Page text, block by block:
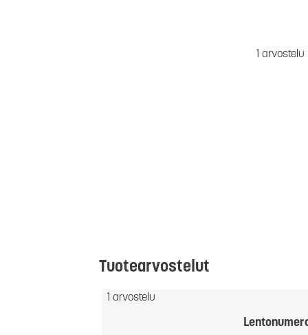
1 arvostelu
Tuotearvostelut
1 arvostelu